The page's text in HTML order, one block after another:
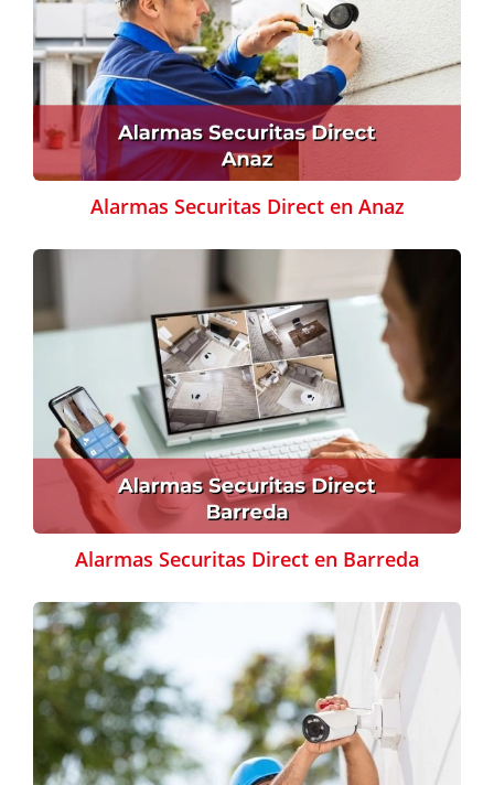
Alarmas Securitas Direct en Anaz
Alarmas Securitas Direct en Barreda